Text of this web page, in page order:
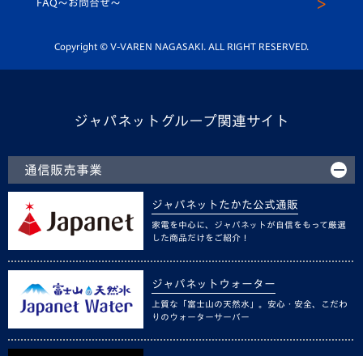
平和祈念活動
ホームタウン活動
FAQ〜お問合せ〜
Copyright © V-VAREN NAGASAKI. ALL RIGHT RESERVED.
ジャパネットグループ関連サイト
通信販売事業
ジャパネットたかた公式通販
家電を中心に、ジャパネットが自信をもって厳選
した商品だけをご紹介！
ジャパネットウォーター
上質な「富士山の天然水」。安心・安全、こだわ
りのウォーターサーバー